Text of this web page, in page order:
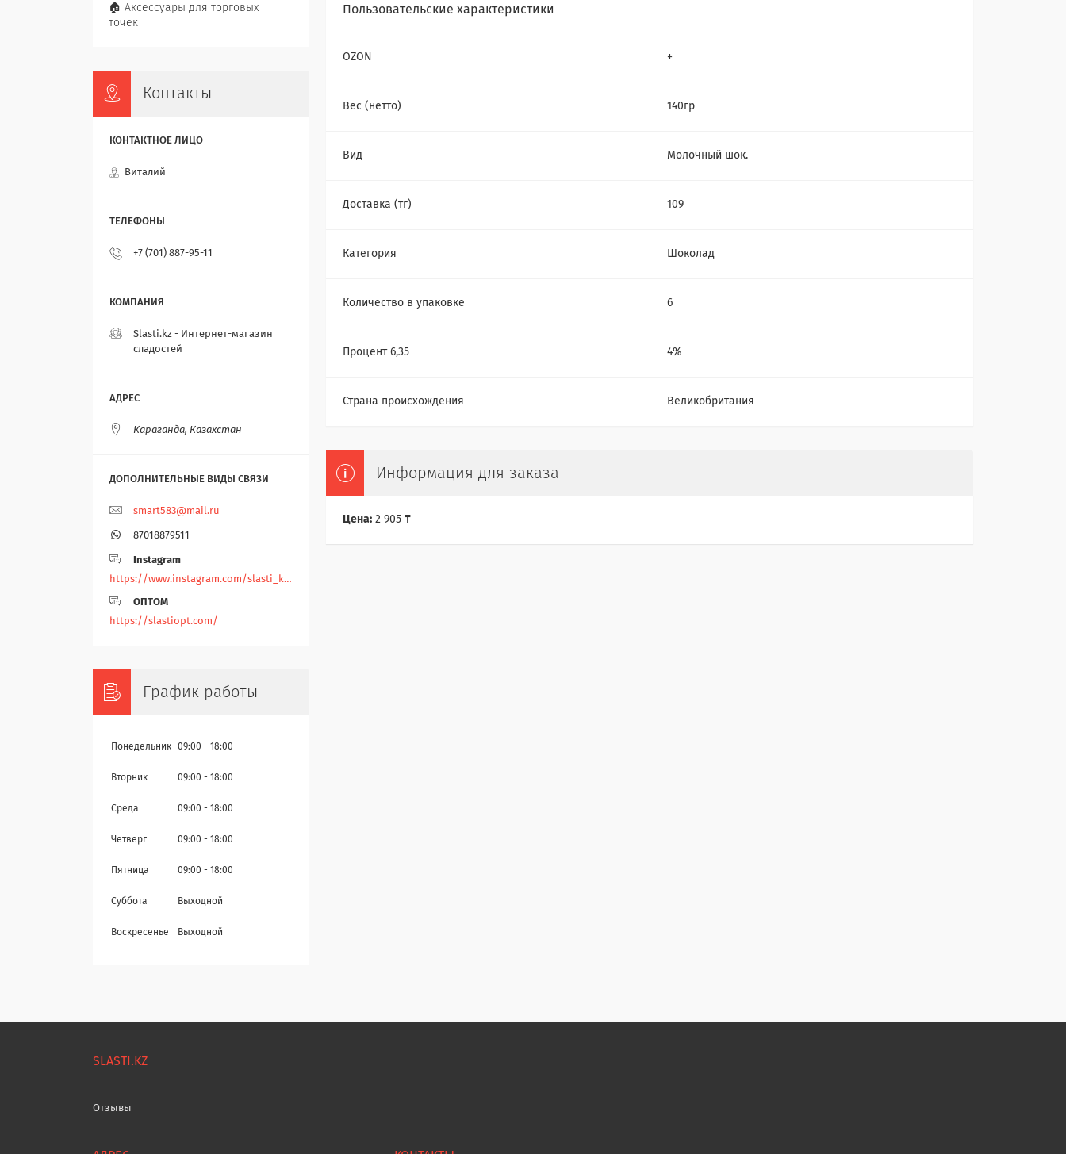
Пользовательские характеристики
OZON +
Вес (нетто) 140гр
Вид Молочный шок.
Доставка (тг) 109
Категория Шоколад
Количество в упаковке 6
Процент 6,35 4%
Страна происхождения Великобритания
Информация для заказа
Цена: 2 905 ₸
🏠 Аксессуары для торговых
точек
Контакты
Виталий
+7 (701) 887-95-11
Slasti.kz - Интернет-магазин
сладостей
Караганда, Казахстан
smart583@mail.ru
87018879511
Instagram
https://www.instagram.com/slasti_kz/
ОПТОМ
https://slastiopt.com/
График работы
Понедельник 09:00 18:00
Вторник 09:00 18:00
Среда 09:00 18:00
Четверг 09:00 18:00
Пятница 09:00 18:00
Суббота Выходной
Воскресенье Выходной
SLASTI.KZ
Отзывы